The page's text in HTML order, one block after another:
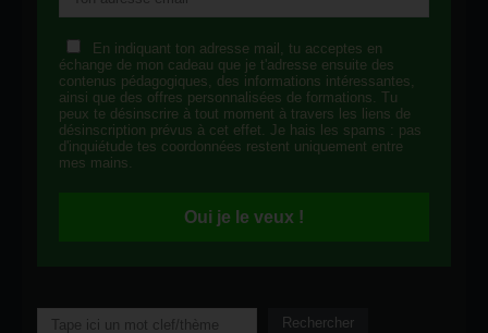
En indiquant ton adresse mail, tu acceptes en
échange de mon cadeau que je t'adresse ensuite des
contenus pédagogiques, des informations intéressantes,
ainsi que des offres personnalisées de formations. Tu
peux te désinscrire à tout moment à travers les liens de
désinscription prévus à cet effet. Je hais les spams : pas
d'inquiétude tes coordonnées restent uniquement entre
mes mains.
Oui je le veux !
Rechercher Rechercher